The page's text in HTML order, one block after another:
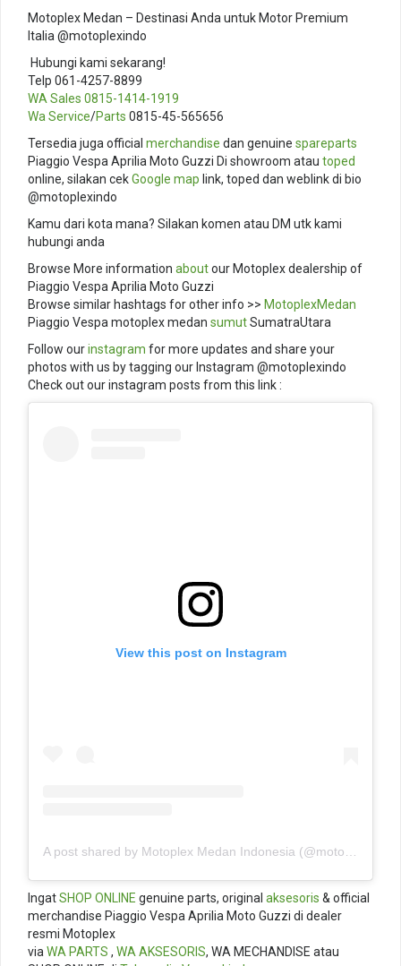
Motoplex Medan – Destinasi Anda untuk Motor Premium
Italia @motoplexindo
️ Hubungi kami sekarang!
Telp 061-4257-8899
WA Sales 0815-1414-1919
Wa Service/Parts 0815-45-565656
Tersedia juga official merchandise dan genuine spareparts
Piaggio Vespa Aprilia Moto Guzzi Di showroom atau toped
online, silakan cekGoogle map link, toped dan weblink di bio
@motoplexindo
Kamu dari kota mana? Silakan komen atau DM utk kami
hubungi anda
Browse More information aboutour Motoplex dealership of
Piaggio Vespa Aprilia Moto Guzzi
Browse similar hashtags for other info >> MotoplexMedan
Piaggio Vespa motoplex medan sumutSumatraUtara
Follow ourinstagram for more updates and share your
photos with us by tagging our Instagram @motoplexindo
Check out our instagram posts from this link :
View this post on Instagram
A post shared by Motoplex Medan Indonesia (@motoplexindo)
IngatSHOP ONLINE genuine parts, original aksesoris & official
merchandise Piaggio Vespa Aprilia Moto Guzzi di dealer
resmi Motoplex
viaWA PARTS , WA AKSESORIS, WA MECHANDISE atau